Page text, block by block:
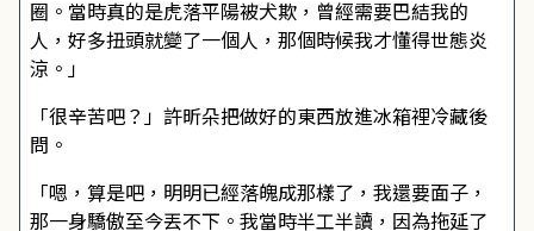
圈。當時真的是虎落平陽被犬欺，曾經需要巴結我的
人，好多扭頭就變了一個人，那個時候我才懂得世態炎
涼。」
「很辛苦吧？」許昕朵把做好的東西放進冰箱裡冷藏後
問。
「嗯，算是吧，明明已經落魄成那樣了，我還要面子，
那一身驕傲至今丟不下。我當時半工半讀，因為拖延了